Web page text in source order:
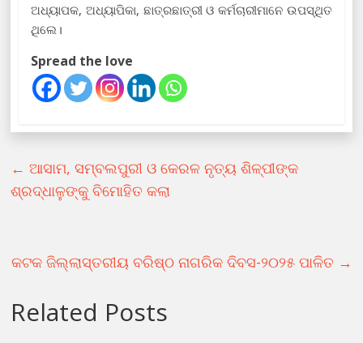
ଅଧ୍ୟାପକ, ଅଧ୍ୟାପିକା, ଛାତ୍ରଛାତ୍ରୀ ଓ କର୍ମଚାରୀମାନେ ଉପସ୍ଥିତ
ଥିଲେ।
Spread the love
← ଆସାମ, ସମ୍ବଲପୁରୀ ଓ କେରଳ ନୃତ୍ୟ ଶିଳ୍ପୀଙ୍କ
ଶ୍ରଦ୍ଧାଳୁଙ୍କୁ ବିମୋହିତ କଲା
କଟକ ଜିଲ୍ଲାସ୍ତରୀୟ ବରିଷ୍ଠ ନାଗରିକ ଦିବସ-୨୦୨୫ ପାଳିତ →
Related Posts